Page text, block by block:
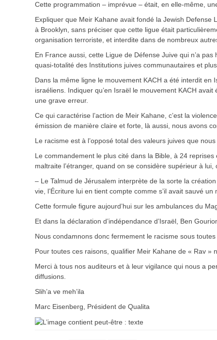
Cette programmation – imprévue – était, en elle-même,
Expliquer que Meir Kahane avait fondé la Jewish
à Brooklyn, sans préciser que cette ligue était
organisation terroriste, et interdite dans de nombreux
En France aussi, cette Ligue de Défense Juive qui n’a
quasi-totalité des Institutions juives communautaires et
Dans la même ligne le mouvement KACH a été interdit
israéliens. Indiquer qu’en Israël le mouvement KACH
une grave erreur.
Ce qui caractérise l’action de Meir Kahane, c’est la
émission de manière claire et forte, là aussi, nous avons
Le racisme est à l’opposé total des valeurs juives que
Le commandement le plus cité dans la Bible, à 24 reprises
maltraite l’étranger, quand on se considère supérieur à
– Le Talmud de Jérusalem interprète de la sorte la
vie, l’Écriture lui en tient compte comme s’il avait sauvé un
Cette formule figure aujourd’hui sur les ambulances du
Et dans la déclaration d’indépendance d’Israël, Ben
Nous condamnons donc fermement le racisme sous
Pour toutes ces raisons, qualifier Meir Kahane de « Rav »
Merci à tous nos auditeurs et à leur vigilance qui nous a
diffusions.
Slih’a ve meh’ila
Marc Eisenberg, Président de Qualita